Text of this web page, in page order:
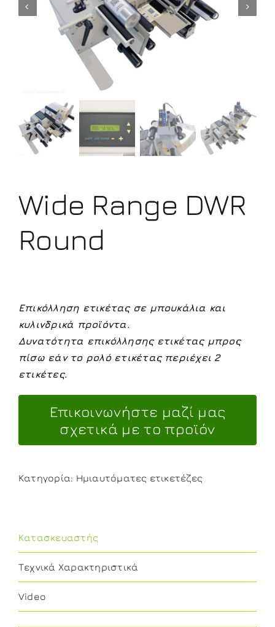
Wide Range DWR
Round
Επικόλληση ετικέτας σε μπουκάλια και
κυλινδρικά προϊόντα.
Δυνατότητα επικόλλησης ετικέτας μπρος
πίσω εάν το ρολό ετικέτας περιέχει 2
ετικέτες.
Κατηγορία: Ημιαυτόματες ετικετέζες
Κατασκευαστής
Τεχνικά Χαρακτηριστικά
Video